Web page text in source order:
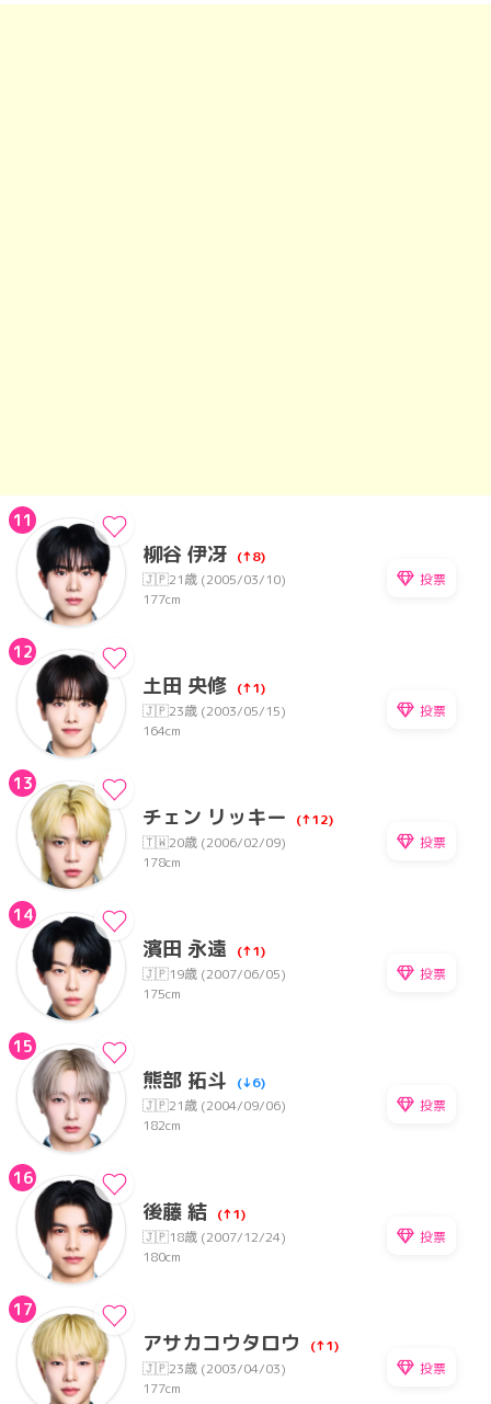
11
柳谷 伊冴 (↑8)
🇯🇵21歳 (2005/03/10)
177cm
投票
12
土田 央修 (↑1)
🇯🇵23歳 (2003/05/15)
164cm
投票
13
チェン リッキー
(↑12)
🇹🇼20歳 (2006/02/09)
178cm
投票
14
濱田 永遠
(↑1)
🇯🇵19歳 (2007/06/05)
175cm
投票
15
熊部 拓斗
(↓6)
🇯🇵21歳 (2004/09/06)
182cm
投票
16
後藤 結 (↑1)
🇯🇵18歳 (2007/12/24)
180cm
投票
17
アサカコウタロウ
(↑1)
🇯🇵23歳 (2003/04/03)
177cm
投票